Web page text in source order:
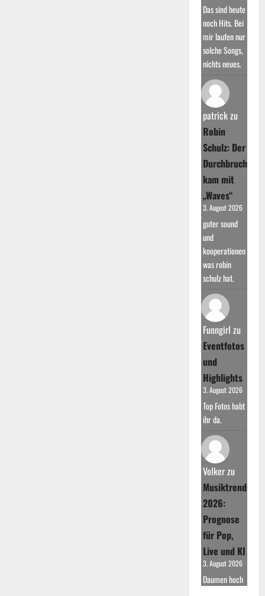
Das sind heute
noch Hits. Bei
mir laufen nur
solche Songs,
nichts neues.
patrickzu
Robin
Schulz: Der
Durchbruch
kam mit
„Waves“
3. August 2026
guter sound
und
kooperationen
was robin
schulz hat.
Funngirl zu
Eventfotos
und
Highlights
3. August 2026
Top Fotos habt
ihr da.
Volkerzu
Musiktrends
2026:
Prognose
für Pop,
Live und KI
3. August 2026
Daumen hoch